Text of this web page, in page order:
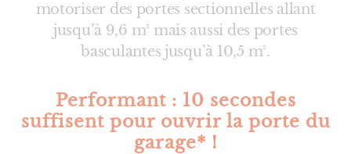
motoriser des portes sectionnelles allant
jusqu’à 9,6 m² mais aussi des portes
basculantes jusqu’à 10,5 m².
Performant : 10 secondes
suffisent pour ouvrir la porte du
garage* !